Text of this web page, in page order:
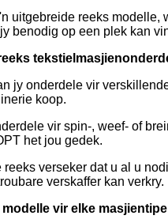
uitgebreide reeks modelle,
benodig op een plek kan
jy onderdele vir
koop.
vir spin-, weef- of
het jou gedek.
reeks verseker dat u al u
verskaffer kan verkry.
modelle vir elke masjientipe